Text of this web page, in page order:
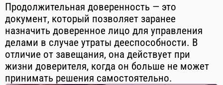
Продолжительная доверенность — это
документ, который позволяет заранее
назначить доверенное лицо для управления
делами в случае утраты дееспособности. В
отличие от завещания, она действует при
жизни доверителя, когда он больше не может
принимать решения самостоятельно.